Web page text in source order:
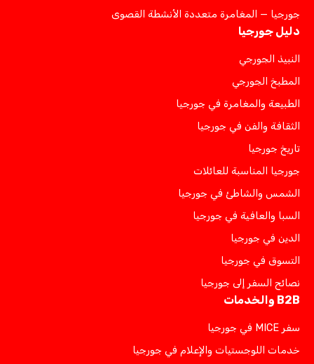
جورجيا — المغامرة متعددة الأنشطة القصوى
دليل جورجيا
النبيذ الجورجي
المطبخ الجورجي
الطبيعة والمغامرة في جورجيا
الثقافة والفن في جورجيا
تاريخ جورجيا
جورجيا المناسبة للعائلات
الشمس والشاطئ في جورجيا
السبا والعافية في جورجيا
الدين في جورجيا
التسوق في جورجيا
نصائح السفر إلى جورجيا
B2B والخدمات
سفر MICE في جورجيا
خدمات اللوجستيات والإعلام في جورجيا